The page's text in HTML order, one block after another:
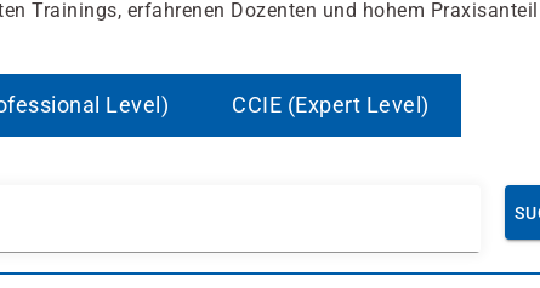
Trainings, erfahrenen Dozenten und hohem Praxisanteil
Level) CCIE (Expert Level)